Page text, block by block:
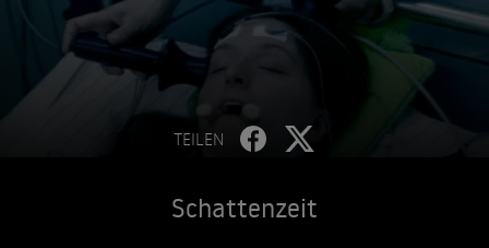
TEILEN
Schattenzeit